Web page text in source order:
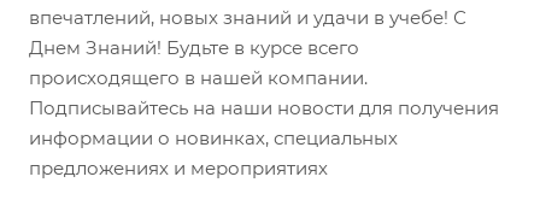
впечатлений, новых знаний и удачи в учебе! С
Днем Знаний! Будьте в курсе всего
происходящего в нашей компании.
Подписывайтесь на наши новости для получения
информации о новинках, специальных
предложениях и мероприятиях